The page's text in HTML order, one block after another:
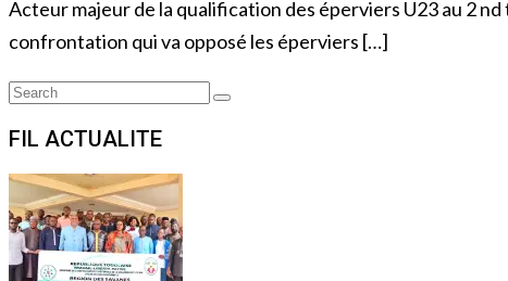
Acteur majeur de la qualification des éperviers U23 au 2
confrontation qui va opposé les éperviers […]
Search
Search
FIL ACTUALITE